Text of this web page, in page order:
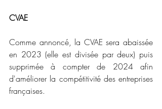
CVAE
Comme annoncé, la CVAE sera abaissée
en 2023 (elle est divisée par deux) puis
supprimée à compter de 2024 afin
d'améliorer la compétitivité des entreprises
françaises.